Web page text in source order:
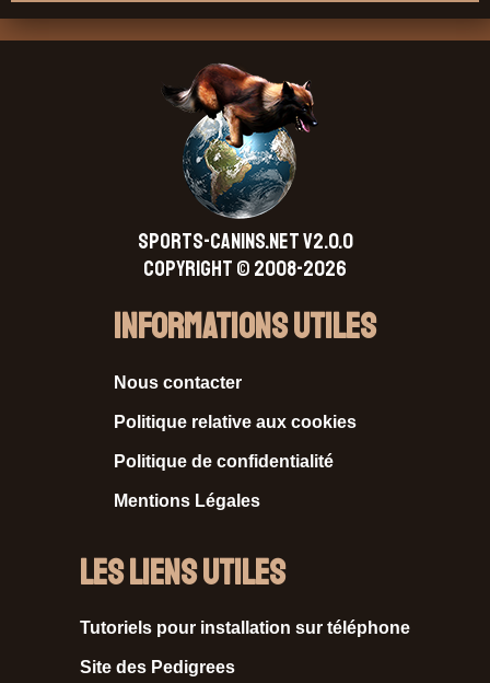
SPORTS-CANINS.NET V2.0.0
Copyright © 2008-2026
Informations Utiles
Nous contacter
Politique relative aux cookies
Politique de confidentialité
Mentions Légales
Les liens utiles
Tutoriels pour installation sur téléphone
Site des Pedigrees